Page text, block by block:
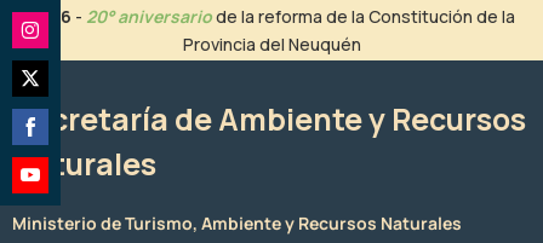
contenido
2026 - 20° aniversariode la reforma de la Constitución de la
Provincia del Neuquén
Secretaría de Ambiente y Recursos
Naturales
Ministerio de Turismo, Ambiente y Recursos Naturales
Share
on
Instagram
Share
on
Twitter
Share
on
Facebook
Share
on